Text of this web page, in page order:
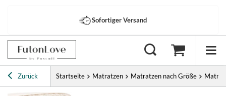
Sofortiger Versand
Zurück Startseite Matratzen Matratzen nach Größe